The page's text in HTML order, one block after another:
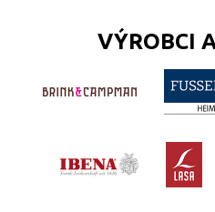
VÝROBCI